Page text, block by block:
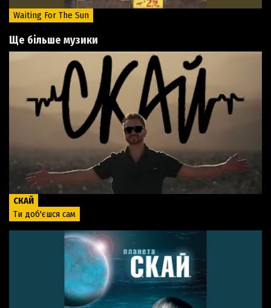
Waiting For The Sun
Ще більше музики
СКАЙ
Ти доб'єшся сам